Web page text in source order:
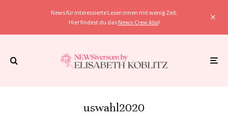
News für interessierte Leser:innen mit wenig Zeit.
Hier findest du das News-Crew Abo!
uswahl2020